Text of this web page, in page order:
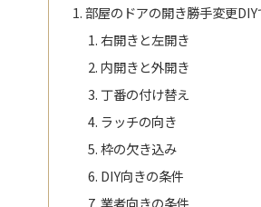
部屋のドアの開き勝手変更
右開きと左開き
内開きと外開き
丁番の付け替え
ラッチの向き
枠の欠き込み
DIY向きの条件
業者向きの条件